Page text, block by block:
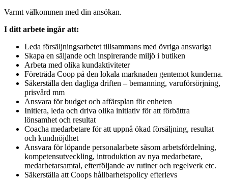
Varmt välkommen med din ansökan.
I ditt arbete ingår att:
Leda försäljningsarbetet tillsammans med övriga ansvariga
Skapa en säljande och inspirerande miljö i butiken
Arbeta med olika kundaktiviteter
Företräda Coop på den lokala marknaden gentemot kunderna.
Säkerställa den dagliga driften – bemanning, varuförsörjning,
prisvård mm
Ansvara för budget och affärsplan för enheten
Initiera, leda och driva olika initiativ för att förbättra
lönsamhet och resultat
Coacha medarbetare för att uppnå ökad försäljning, resultat
och kundnöjdhet
Ansvara för löpande personalarbete såsom arbetsfördelning,
kompetensutveckling, introduktion av nya medarbetare,
medarbetarsamtal, efterföljande av rutiner och regelverk etc.
Säkerställa att Coops hållbarhetspolicy efterlevs